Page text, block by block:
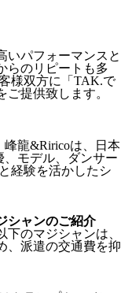
いパフォーマンスと
らのリピートも多
様双方に「TAK.で
提供致します。
峰龍&Riricoは、日本
、モデル、ダンサー
経験を活かしたシ
シャンのご紹介
のマジシャンは、
、派遣の交通費を抑